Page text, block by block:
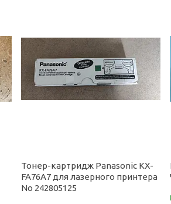
Тонер-картридж Panasonic KX-
FA76A7 для лазерного принтера
No 242805125